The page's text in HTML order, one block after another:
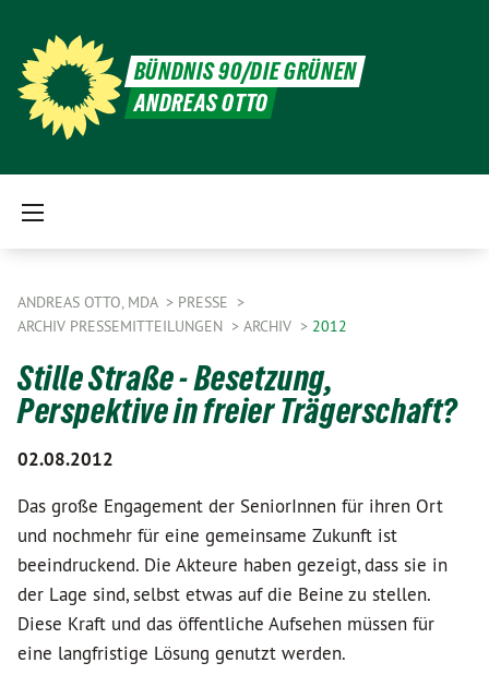
BÜNDNIS 90/DIE GRÜNEN
ANDREAS OTTO
ANDREAS OTTO, MDA
PRESSE
ARCHIV PRESSEMITTEILUNGEN
ARCHIV 2012
Stille Straße - Besetzung,
Perspektive in freier Trägerschaft?
02.08.2012
Das große Engagement der SeniorInnen für ihren Ort
und nochmehr für eine gemeinsame Zukunft ist
beeindruckend. Die Akteure haben gezeigt, dass sie in
der Lage sind, selbst etwas auf die Beine zu stellen.
Diese Kraft und das öffentliche Aufsehen müssen für
eine langfristige Lösung genutzt werden.